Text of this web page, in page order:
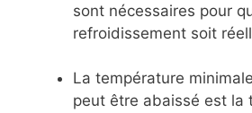
sont nécessaires pour
refroidissement soit
La température
peut être abaissé est la